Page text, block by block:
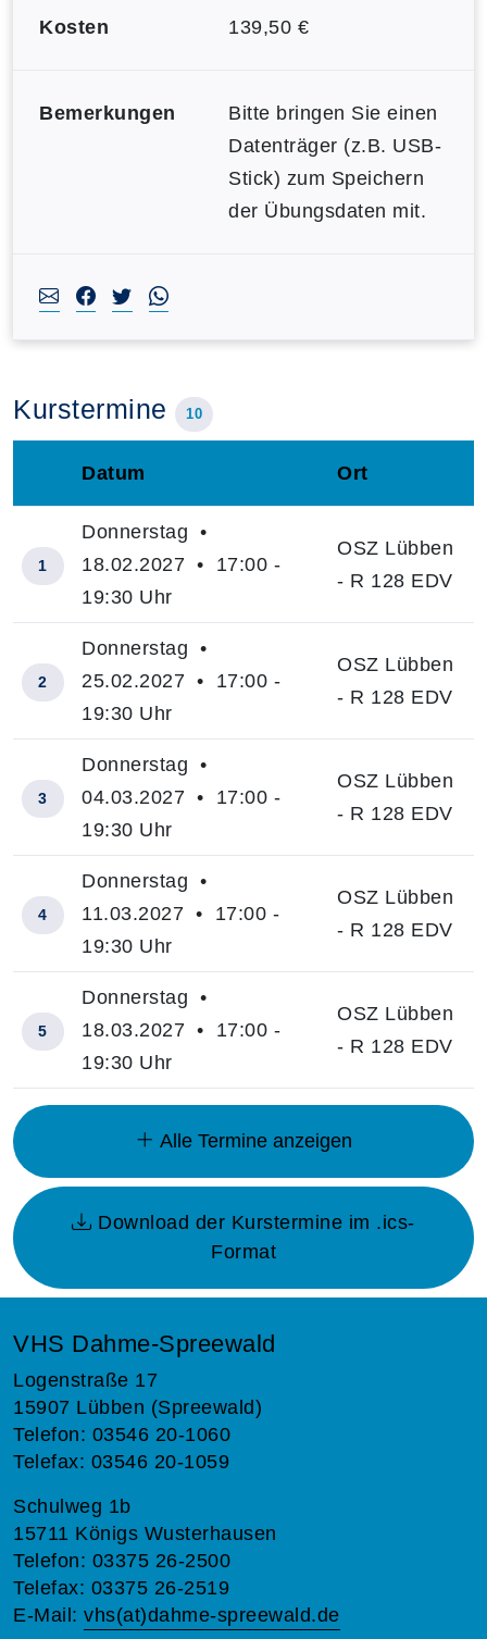
Kosten 139,50 €
Bemerkungen
Bitte bringen Sie einen
Datenträger (z.B. USB-
Stick) zum Speichern
der Übungsdaten mit.
Kurstermine 10
Insgesamt gibt es 10 Termine zum diesen Kurs
Datum Ort
1
Donnerstag •
18.02.2027 • 17:00 -
19:30 Uhr
OSZ Lübben
- R 128 EDV
2
Donnerstag •
25.02.2027 • 17:00 -
19:30 Uhr
OSZ Lübben
- R 128 EDV
3
Donnerstag •
04.03.2027 • 17:00 -
19:30 Uhr
OSZ Lübben
- R 128 EDV
4
Donnerstag •
11.03.2027 • 17:00 -
19:30 Uhr
OSZ Lübben
- R 128 EDV
5
Donnerstag •
18.03.2027 • 17:00 -
19:30 Uhr
OSZ Lübben
- R 128 EDV
Alle Termine anzeigen
Download der Kurstermine im .ics-
Format
VHS Dahme-Spreewald
Logenstraße 17
15907 Lübben (Spreewald)
Telefon: 03546 20-1060
Telefax: 03546 20-1059
Schulweg 1b
15711 Königs Wusterhausen
Telefon: 03375 26-2500
Telefax: 03375 26-2519
E-Mail: vhs(at)dahme-spreewald.de